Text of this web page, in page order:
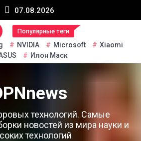
07.08.2026
Популярные теги
NVIDIA Microsoft
Xiaomi
Илон Маск
технологий. Самые
новостей из мира науки и
технологий